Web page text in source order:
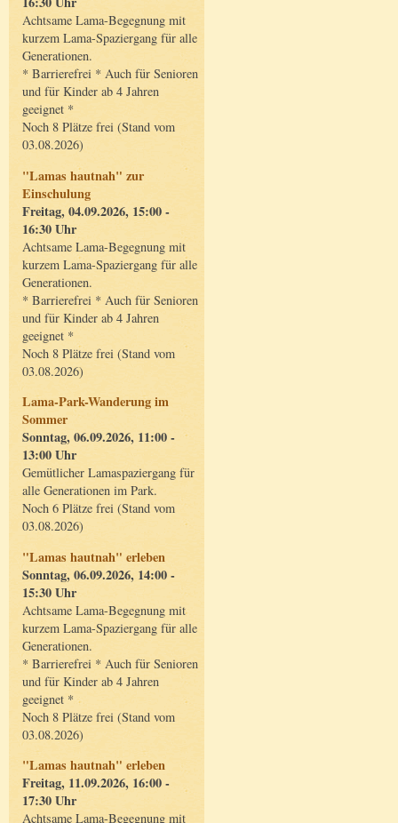
Achtsame Lama-Begegnung mit
kurzem Lama-Spaziergang für alle
Generationen.
* Barrierefrei * Auch für Senioren
und für Kinder ab 4 Jahren
geeignet *
Noch 8 Plätze frei (Stand vom
03.08.2026)
"Lamas hautnah" zur
Einschulung
Freitag, 04.09.2026, 15:00 -
16:30 Uhr
Achtsame Lama-Begegnung mit
kurzem Lama-Spaziergang für alle
Generationen.
* Barrierefrei * Auch für Senioren
und für Kinder ab 4 Jahren
geeignet *
Noch 8 Plätze frei (Stand vom
03.08.2026)
Lama-Park-Wanderung im
Sommer
Sonntag, 06.09.2026, 11:00 -
13:00 Uhr
Gemütlicher Lamaspaziergang für
alle Generationen im Park.
Noch 6 Plätze frei (Stand vom
03.08.2026)
"Lamas hautnah" erleben
Sonntag, 06.09.2026, 14:00 -
15:30 Uhr
Achtsame Lama-Begegnung mit
kurzem Lama-Spaziergang für alle
Generationen.
* Barrierefrei * Auch für Senioren
und für Kinder ab 4 Jahren
geeignet *
Noch 8 Plätze frei (Stand vom
03.08.2026)
"Lamas hautnah" erleben
Freitag, 11.09.2026, 16:00 -
17:30 Uhr
Achtsame Lama-Begegnung mit